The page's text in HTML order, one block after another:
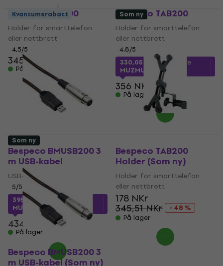
Bespeco TAB100
Holder for smarttelefon
eller nettbrett
4,5/5
345 NKr
På lager
Bespeco TAB200
Holder for smarttelefon
eller nettbrett
4,8/5
330,05 NKrmed kode
MUZMUZ-5
356 NKr
På lager
Kvantumsrabatt
Bespeco BMUSB200 3
m USB-kabel
USB-kabel
5/5
395,78 NKr
med kode
MUZMUZ-5
434 NKr
På lager
Som ny
Bespeco TAB200
Holder (Som ny)
Holder for smarttelefon
eller nettbrett
178 NKr
345,51 NKr
- 48 %
På lager
Som ny
Bespeco BMUSB200 3
m USB-kabel (Som ny)